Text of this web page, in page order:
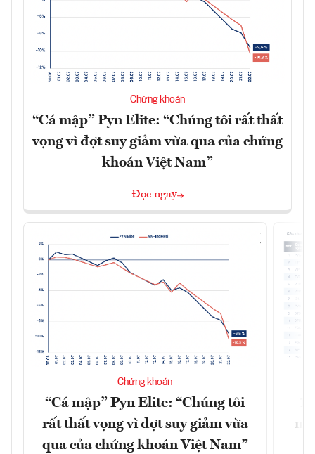
Chứng khoán
“Cá mập” Pyn Elite: “Chúng tôi rất thất
vọng vì đợt suy giảm vừa qua của chứng
khoán Việt Nam”
Đọc ngay
Chứng khoán
“Cá mập” Pyn Elite: “Chúng tôi
rất thất vọng vì đợt suy giảm vừa
qua của chứng khoán Việt Nam”